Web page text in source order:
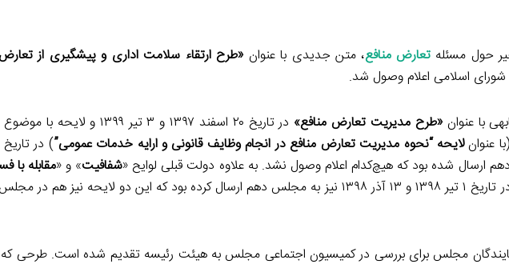
حول مسئله تعارض منافع، متن جدیدی با عنوان «طرح ارتقاء سلامت اداری و پیشگیری از
با عنوان«طرح مدیریت تعارض منافع»
در تاریخ ۲۰ اسفند ۱۳۹۷ و ۳ تیر ۱۳۹۹ و
عنوانلایحه “نحوه مدیریت تعارض منافع در انجام وظایف قانونی و ارایه خدمات عمومی”
شفافیت» و «مقابله با
» را به ترتیب در تاریخ ۱ تیر ۱۳۹۸ و ۱۳ آذر ۱۳۹۸ نیز به مجلس دهم ارسال کرده بود که این دو لایحه نیز
جدیدی توسط ۴۷ نفر از نمایندگان مجلس برای بررسی در کمیسیون اجتماعی مجلس به هیئت رئیسه تقدیم شده است. طرحی